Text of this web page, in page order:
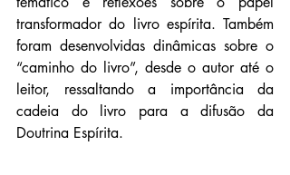
transformador do livro espírita. Também
foram desenvolvidas dinâmicas sobre o
“caminho do livro”, desde o autor até o
leitor, ressaltando a importância da
cadeia do livro para a difusão da
Doutrina Espírita.